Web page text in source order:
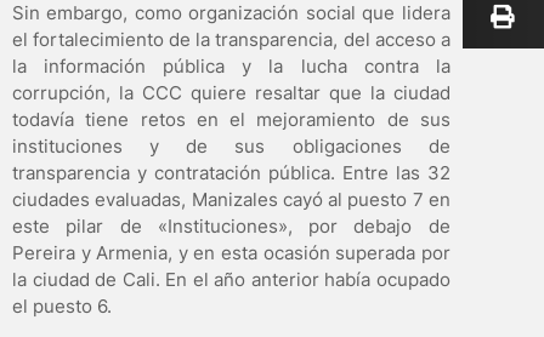
Sin embargo, como organización social que lidera
el fortalecimiento de la transparencia, del acceso a
la información pública y la lucha contra la
corrupción, la CCC quiere resaltar que la ciudad
todavía tiene retos en el mejoramiento de sus
instituciones y de sus obligaciones de
transparencia y contratación pública. Entre las 32
ciudades evaluadas, Manizales cayó al puesto 7 en
este pilar de «Instituciones», por debajo de
Pereira y Armenia, y en esta ocasión superada por
la ciudad de Cali. En el año anterior había ocupado
el puesto 6.